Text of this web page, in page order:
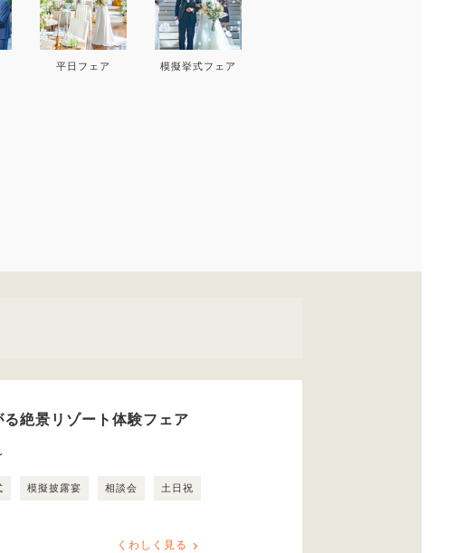
22 23 24 25 26
平日フェア 模擬挙式フェア
る絶景リゾート体験フェア
模擬披露宴 相談会 土日祝
くわしく見る